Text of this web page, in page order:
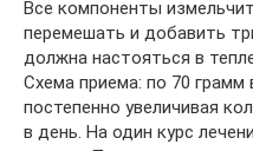
Все компоненты
перемешать и добавить
должна настояться в
Схема приема: по 70 грамм
постепенно увеличивая
в день. На один курс